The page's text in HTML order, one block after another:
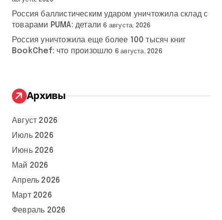
Россия баллистическим ударом уничтожила склад с
товарами PUMA: детали 6 августа, 2026
Россия уничтожила еще более 100 тысяч книг
BookChef: что произошло 6 августа, 2026
Архивы
Август 2026
Июль 2026
Июнь 2026
Май 2026
Апрель 2026
Март 2026
Февраль 2026